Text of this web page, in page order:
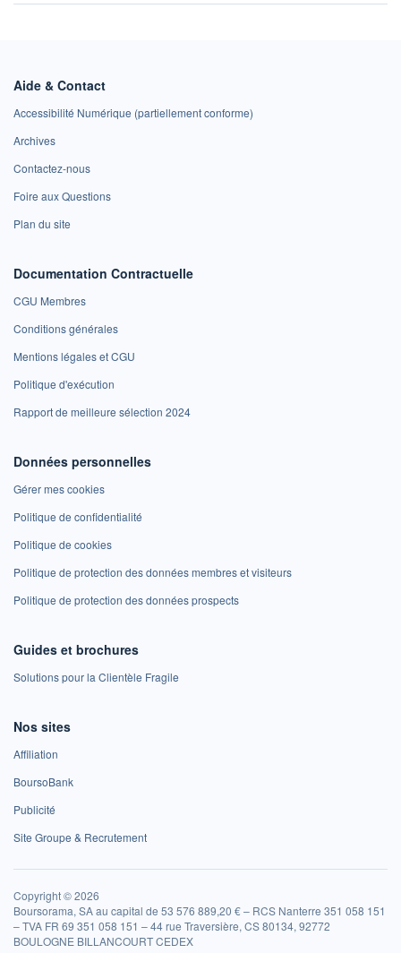
Aide & Contact
Accessibilité Numérique (partiellement conforme)
Archives
Contactez-nous
Foire aux Questions
Plan du site
Documentation Contractuelle
CGU Membres
Conditions générales
Mentions légales et CGU
Politique d'exécution
Rapport de meilleure sélection 2024
Données personnelles
Gérer mes cookies
Politique de confidentialité
Politique de cookies
Politique de protection des données membres et visiteurs
Politique de protection des données prospects
Guides et brochures
Solutions pour la Clientèle Fragile
Nos sites
Affiliation
BoursoBank
Publicité
Site Groupe & Recrutement
Copyright © 2026
Boursorama, SA au capital de 53 576 889,20 € – RCS Nanterre 351 058 151
– TVA FR 69 351 058 151 – 44 rue Traversière, CS 80134, 92772
BOULOGNE BILLANCOURT CEDEX